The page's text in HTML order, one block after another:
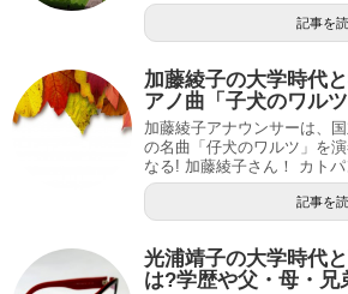
記事を
加藤綾子の大学時代
アノ曲「子犬のワル
加藤綾子アナウンサーは、
の名曲「仔犬のワルツ」を
なる! 加藤綾子さん！ カト
記事を
光浦靖子の大学時代
は?学歴や父・母・兄